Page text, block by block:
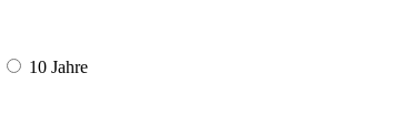
10 Jahre